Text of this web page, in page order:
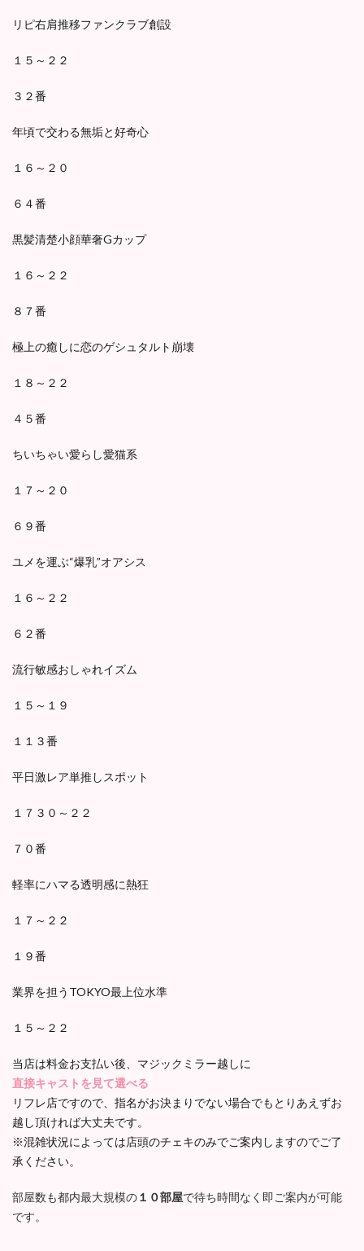
リピ右肩推移ファンクラブ創設
１５～２２
３２番
年頃で交わる無垢と好奇心
１６～２０
６４番
黒髪清楚小顔華奢Gカップ
１６～２２
８７番
極上の癒しに恋のゲシュタルト崩壊
１８～２２
４５番
ちいちゃい愛らし愛猫系
１７～２０
６９番
ユメを運ぶ“爆乳”オアシス
１６～２２
６２番
流行敏感おしゃれイズム
１５～１９
１１３番
平日激レア単推しスポット
１７３０～２２
７０番
軽率にハマる透明感に熱狂
１７～２２
１９番
業界を担うTOKYO最上位水準
１５～２２
当店は料金お支払い後、マジックミラー越しに
直接キャストを見て選べる
リフレ店ですので、指名がお決まりでない場合でもとりあえずお
越し頂ければ大丈夫です。
※混雑状況によっては店頭のチェキのみでご案内しますのでご了
承ください。
部屋数も都内最大規模の１０部屋で待ち時間なく即ご案内が可能
です。